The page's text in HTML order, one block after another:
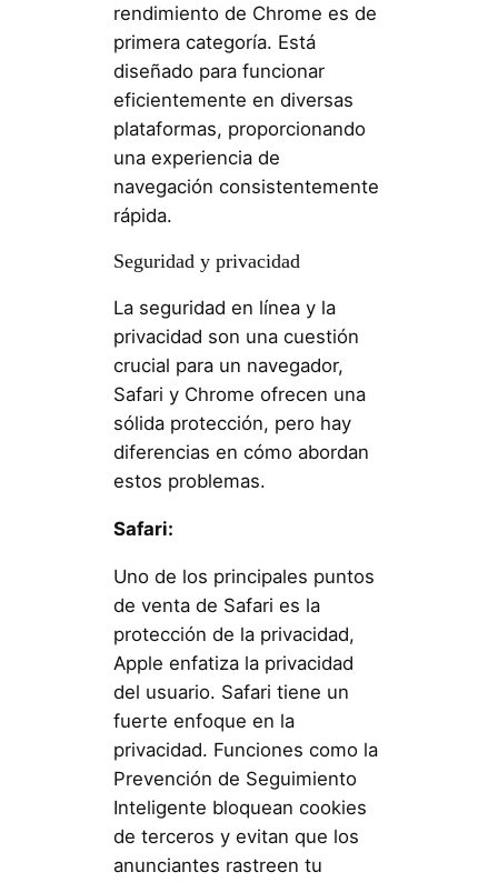
rendimiento de Chrome es de
primera categoría. Está
diseñado para funcionar
eficientemente en diversas
plataformas, proporcionando
una experiencia de
navegación consistentemente
rápida.
Seguridad y privacidad
La seguridad en línea y la
privacidad son una cuestión
crucial para un navegador,
Safari y Chrome ofrecen una
sólida protección, pero hay
diferencias en cómo abordan
estos problemas.
Safari:
Uno de los principales puntos
de venta de Safari es la
protección de la privacidad,
Apple enfatiza la privacidad
del usuario. Safari tiene un
fuerte enfoque en la
privacidad. Funciones como la
Prevención de Seguimiento
Inteligente bloquean cookies
de terceros y evitan que los
anunciantes rastreen tu